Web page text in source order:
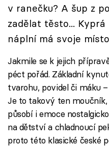
Přihlášení
Sledujte nás
v ranečku? A šup z
zadělat těsto...
náplní má svoje
Jakmile se k jejich
péct pořád. Základní
tvarohu, povidel či máku
Je to takový ten
působí i emoce
na dětství a chladnoucí
proto této klasické české